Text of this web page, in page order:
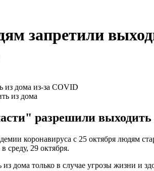
запретили
из дома
разрешили выходить
коронавируса с 25 октября людям
среду, 29 октября.
дома только в случае угрозы жизни и